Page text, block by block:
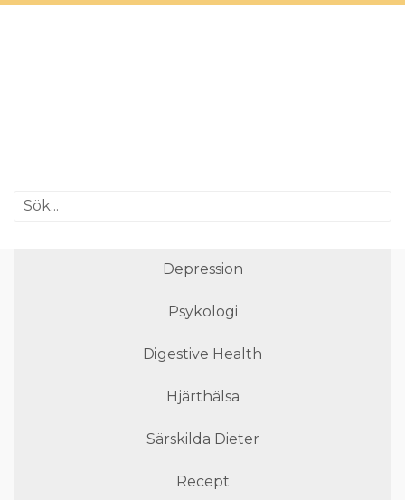
Depression
Psykologi
Digestive Health
Hjärthälsa
Särskilda Dieter
Recept